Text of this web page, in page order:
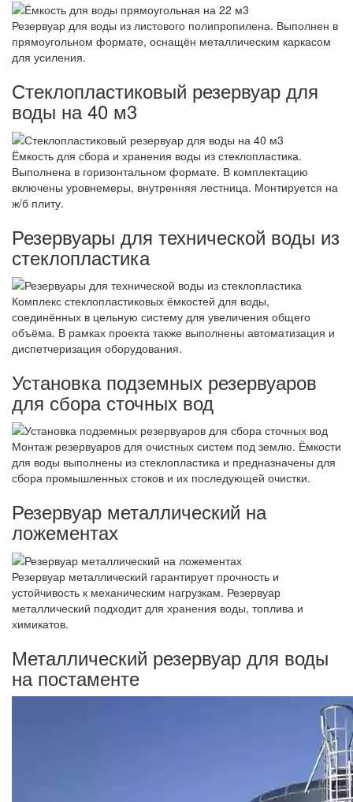
Резервуар для воды из листового полипропилена. Выполнен в
прямоугольном формате, оснащён металлическим каркасом
для усиления.
Стеклопластиковый резервуар для
воды на 40 м3
Ёмкость для сбора и хранения воды из стеклопластика.
Выполнена в горизонтальном формате. В комплектацию
включены уровнемеры, внутренняя лестница. Монтируется на
ж/б плиту.
Резервуары для технической воды из
стеклопластика
Комплекс стеклопластиковых ёмкостей для воды,
соединённых в цельную систему для увеличения общего
объёма. В рамках проекта также выполнены автоматизация и
диспетчеризация оборудования.
Установка подземных резервуаров
для сбора сточных вод
Монтаж резервуаров для очистных систем под землю. Ёмкости
для воды выполнены из стеклопластика и предназначены для
сбора промышленных стоков и их последующей очистки.
Резервуар металлический на
ложементах
Резервуар металлический гарантирует прочность и
устойчивость к механическим нагрузкам. Резервуар
металлический подходит для хранения воды, топлива и
химикатов.
Металлический резервуар для воды
на постаменте